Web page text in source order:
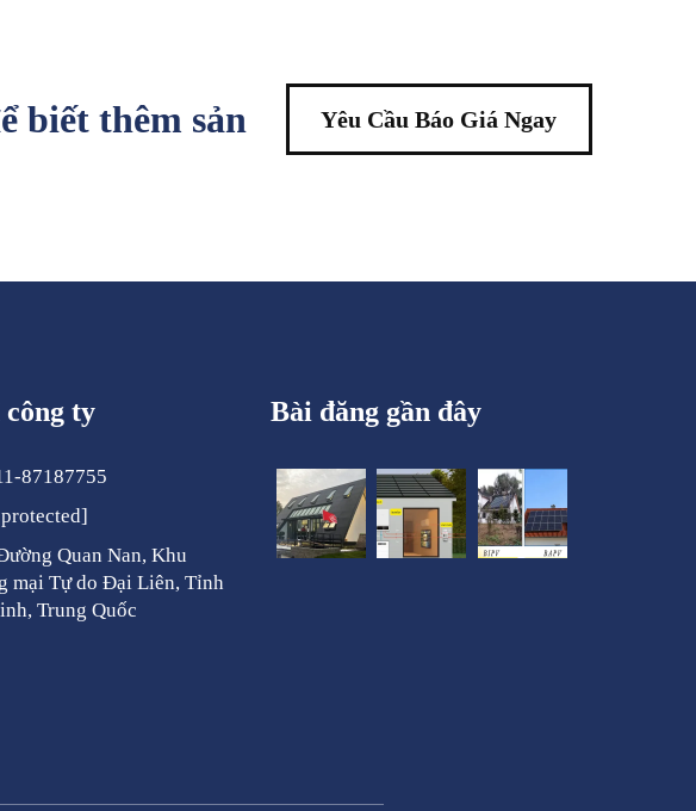
biết thêm sản
Yêu Cầu Báo Giá Ngay
ty
87187755
Quan Nan, Khu
mại Tự do Đại Liên, Tỉnh
Trung Quốc
Bài đăng gần đây